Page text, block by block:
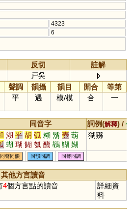
4323
6
反切
註解
戸吳
聲調 韻攝 韻目 開合
等第
平 遇 模/模 合 一
同音字 詞例(解釋) /
湖 乎 胡 弧 糊 鬍 壺 葫
蝴 瑚 餬 瓠 醐 鶘 鰗 媩
魱 衚 楜
猢猻
同聲同韻 同韻同調 同聲同調
其他方言讀音
4個方言點的讀音
詳細資
料